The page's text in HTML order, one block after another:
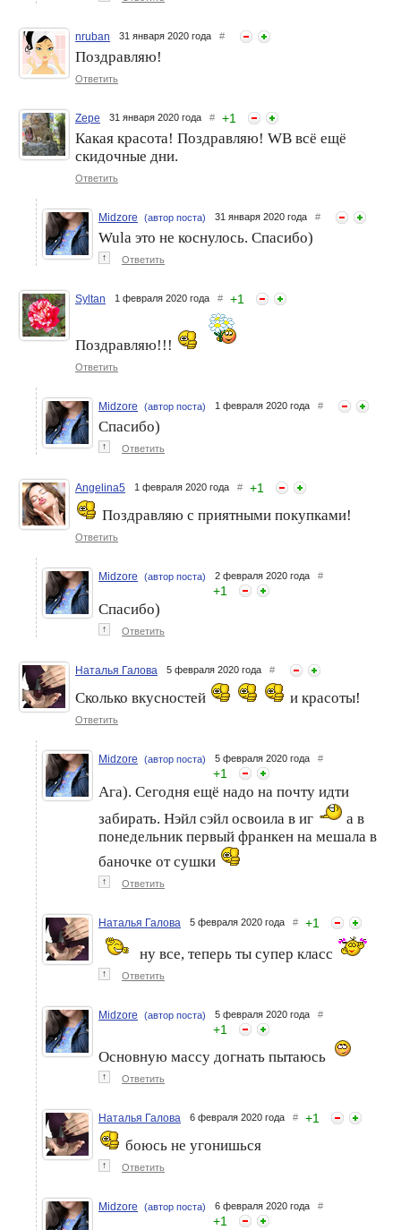
nruban 31 января 2020 года #
Поздравляю!
Ответить
Zepe 31 января 2020 года # +1
Какая красота! Поздравляю! WB всё ещё
скидочные дни.
Ответить
Midzore (автор поста) 31 января 2020 года #
Wula это не коснулось. Спасибо)
↑ Ответить
Syltan 1 февраля 2020 года # +1
Поздравляю!!!
Ответить
Midzore (автор поста) 1 февраля 2020 года #
Спасибо)
↑ Ответить
Angelina5 1 февраля 2020 года # +1
Поздравляю с приятными покупками!
Ответить
Midzore (автор поста) 2 февраля 2020 года #
+1
Спасибо)
↑ Ответить
Наталья Галова 5 февраля 2020 года #
Сколько вкусностей и красоты!
Ответить
Midzore (автор поста) 5 февраля 2020 года #
+1
Ага). Сегодня ещё надо на почту идти
забирать. Нэйл сэйл освоила в иг
а в
понедельник первый франкен на мешала в
баночке от сушки
↑ Ответить
Наталья Галова 5 февраля 2020 года # +1
ну все, теперь ты супер класс
↑ Ответить
Midzore (автор поста) 5 февраля 2020 года #
+1
Основную массу догнать пытаюсь
↑ Ответить
Наталья Галова 6 февраля 2020 года # +1
боюсь не угонишься
↑ Ответить
Midzore (автор поста) 6 февраля 2020 года #
+1